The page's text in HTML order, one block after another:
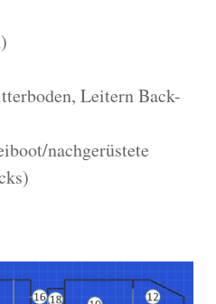
Leitern Back-
nachgerüstete